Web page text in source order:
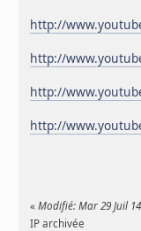
http://
http://
http://
http://
«Modifié: Mar 29 Juil
IP archivée